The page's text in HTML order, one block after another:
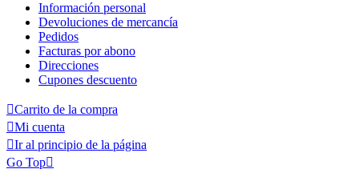
Información personal
Devoluciones de mercancía
Pedidos
Facturas por abono
Direcciones
Cupones descuento
Carrito de la compra
Mi cuenta
Ir al principio de la página
Go Top